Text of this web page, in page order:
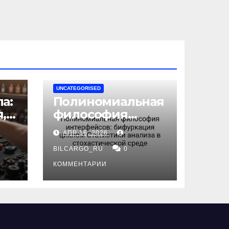
UNCATEGORISED
Полиномиальная
философия
интерфейсов:
бифуркация
циклом
Статистики
анализа в
среде
АПР 16, 2026
BILCARGO_RU 0
КОММЕНТАРИИ